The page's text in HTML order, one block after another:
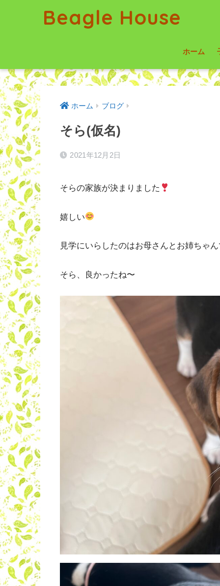
Beagle House
ホーム
ホーム ブログ
そら(仮名)
2021年12月2日
そらの家族が決まりました
嬉しい
見学にいらしたのはお母さんとお姉ちゃ
そら、良かったね〜